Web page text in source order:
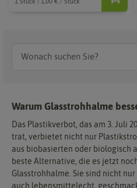
Warum Glasstrohhalme
Das Plastikverbot, das am 3. Juli
trat, verbietet nicht nur
aus biobasierten oder biologisch
beste Alternative, die es jetzt
Glasstrohhalme. Sie sind nicht
auch lebensmittelecht,